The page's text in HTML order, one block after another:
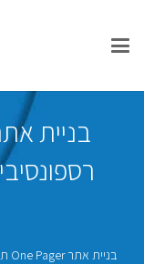
בניית אתר One Pager תדמיתי רספונסיבי עבור Brook Special Solutions